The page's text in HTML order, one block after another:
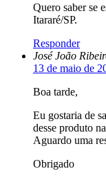
Quero saber se
Itararé/SP.
Responder
José João
13 de maio de
Boa tarde,
Eu gostaria de
desse produto
Aguardo uma
Obrigado